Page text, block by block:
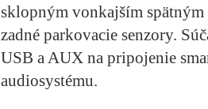
sklopným vonkajším
zadné parkovacie senzory.
USB a AUX na pripojenie
audiosystému.